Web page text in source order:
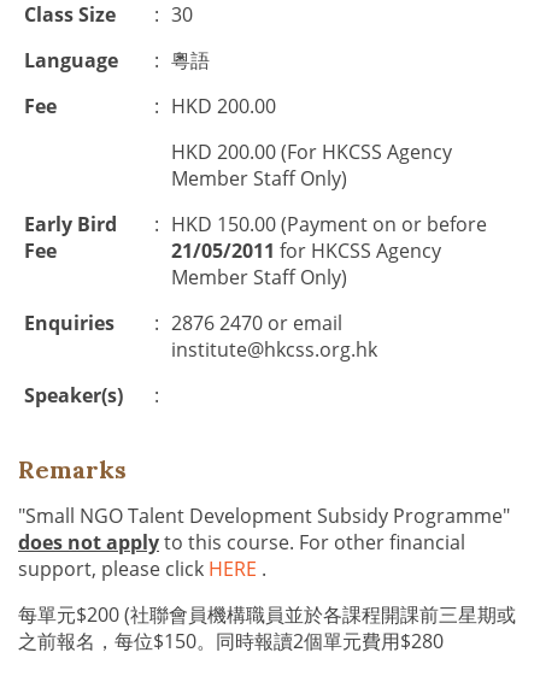
Class Size
: 30
Language
: 粵語
Fee
: HKD 200.00
HKD 200.00 (For HKCSS Agency
Member Staff Only)
Early Bird
Fee
: HKD 150.00 (Payment on or before
21/05/2011 for HKCSS Agency
Member Staff Only)
Enquiries
: 2876 2470 or email
institute@hkcss.org.hk
Speaker(s)
:
Remarks
"Small NGO Talent Development Subsidy Programme"
does not applyto this course. For other financial
support, please click HERE .
每單元$200 (社聯會員機構職員並於各課程開課前三星期或
之前報名，每位$150。同時報讀2個單元費用$280